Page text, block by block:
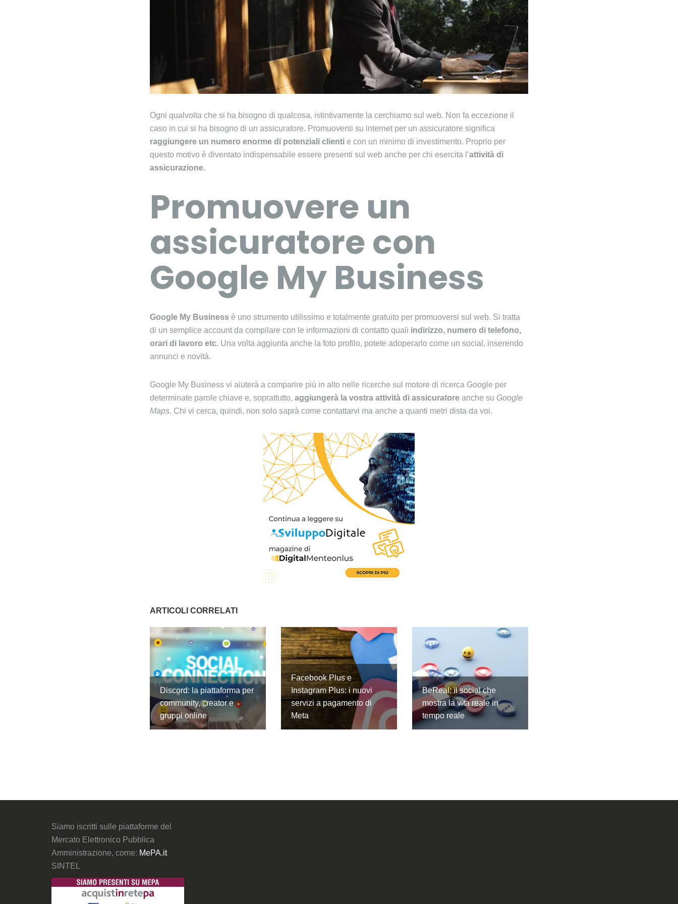
Ogni qualvolta che si ha bisogno di qualcosa, istintivamente la cerchiamo sul web. Non fa eccezione il
caso in cui si ha bisogno di un assicuratore. Promuoversi su internet per un assicuratore significa
raggiungere un numero enorme di potenziali clienti e con un minimo di investimento. Proprio per
questo motivo è diventato indispensabile essere presenti sul web anche per chi esercita l’attività di
assicurazione.
Promuovere un
assicuratore con
Google My Business
Google My Business è uno strumento utilissimo e totalmente gratuito per promuoversi sul web. Si tratta
di un semplice account da compilare con le informazioni di contatto quali indirizzo, numero di telefono,
orari di lavoro etc. Una volta aggiunta anche la foto profilo, potete adoperarlo come un social, inserendo
annunci e novità.
Google My Business vi aiuterà a comparire più in alto nelle ricerche sul motore di ricerca Google per
determinate parole chiave e, soprattutto, aggiungerà la vostra attività di assicuratore anche su Google
Maps. Chi vi cerca, quindi, non solo saprà come contattarvi ma anche a quanti metri dista da voi.
ARTICOLI CORRELATI
Discord: la piattaforma per
community, creator e
gruppi online
Facebook Plus e
Instagram Plus: i nuovi
servizi a pagamento di
Meta
BeReal: il social che
mostra la vita reale in
tempo reale
Siamo iscritti sulle piattaforme del
Mercato Elettronico Pubblica
Amministrazione, come: MePA.it
SINTEL